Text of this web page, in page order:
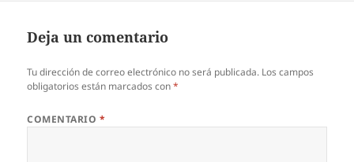
Deja un comentario
Tu dirección de correo electrónico no será publicada. Los campos
obligatorios están marcados con*
COMENTARIO *